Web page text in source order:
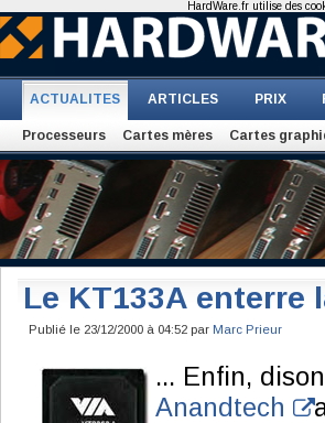
ACTUALITES ARTICLES PRIX
Processeurs Cartes mères Cartes
Le KT133A enterre
Publié le 23/12/2000 à 04:52 par Marc Prieur
... Enfin,
Anandtech
HardWare.fr utilise des